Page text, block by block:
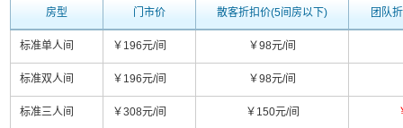
房型 门市价 散客折扣价(5间房以下) 团队
标准单人间 ￥196元/间 ￥98元/间
标准双人间 ￥196元/间 ￥98元/间
标准三人间 ￥308元/间 ￥150元/间